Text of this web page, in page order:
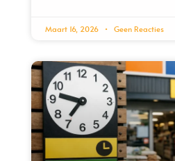
Maart 16, 2026 Geen Reacties